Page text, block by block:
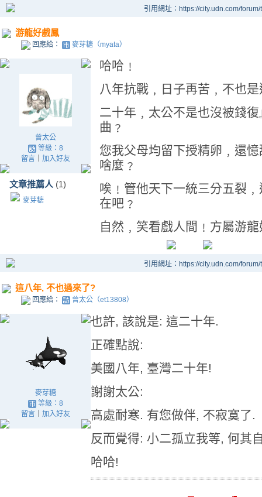
引用網址：https://city.udn.com/
游龍好戲鳳
回應給： 麥芽糖（myata）
曾太公
等級：8
留言｜ 加入好友
文章推薦人 (1)
麥芽糖
哈哈﹗
八年抗戰﹐日子再苦﹐不也
二十年﹐太公不是也沒被錢
曲﹖
您我父母均留下授精卵﹐還
啥麼﹖
唉﹗管他天下一統三分五裂
在吧﹖
自然﹐笑看戲人間﹗方屬游
引用網址：https://city.udn.com/
這八年, 不也過來了?
回應給： 曾太公（et13808）
麥芽糖
等級：8
留言｜ 加入好友
也許, 該說是: 這二十年.
正確點說:
美國八年, 臺灣二十年!
謝謝太公:
高處耐寒. 有您做伴, 不寂寞了.
反而覺得: 小二孤立我等, 何其
哈哈!